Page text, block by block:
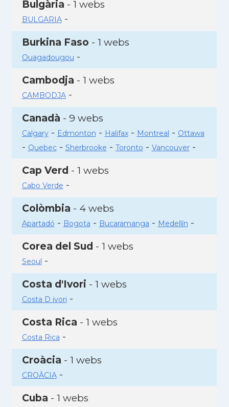
Bulgària - 1 webs
BULGARIA-
Burkina Faso - 1 webs
Ouagadougou -
Cambodja - 1 webs
CAMBODJA-
Canadà - 9 webs
Calgary- Edmonton - Halifax- Montreal - Ottawa
- Quebec- Sherbrooke - Toronto - Vancouver-
Cap Verd - 1 webs
Cabo Verde -
Colòmbia - 4 webs
Apartadó - Bogota - Bucaramanga - Medellín -
Corea del Sud - 1 webs
Seoul -
Costa d'Ivori - 1 webs
Costa D ivori -
Costa Rica - 1 webs
Costa Rica -
Croàcia - 1 webs
CROÀCIA-
Cuba - 1 webs